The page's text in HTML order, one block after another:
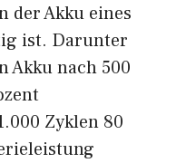
der Akku eines
ist. Darunter
Akku nach 500
Zyklen 80